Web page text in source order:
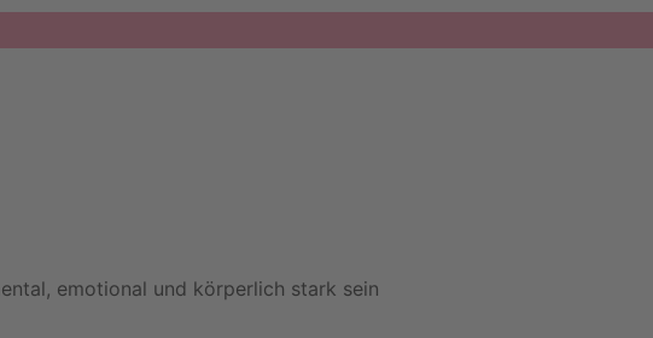
emotional und körperlich stark sein